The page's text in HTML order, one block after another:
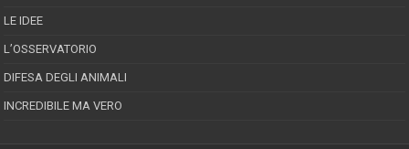
LE IDEE
L’OSSERVATORIO
DIFESA DEGLI ANIMALI
INCREDIBILE MA VERO